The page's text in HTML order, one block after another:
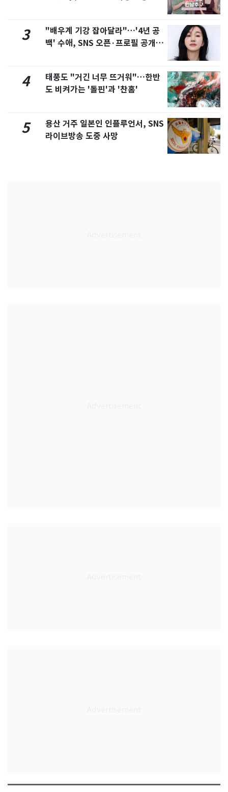
3
"배우계 기강 잡아달라"…'4년 공
백' 수애, SNS 오픈·프로필 공개
4
태풍도 "거긴 너무 뜨거워"…한반
도 비켜가는 '돌핀'과 '찬홈'
5
용산 거주 일본인 인플루언서, SNS
라이브방송 도중 사망